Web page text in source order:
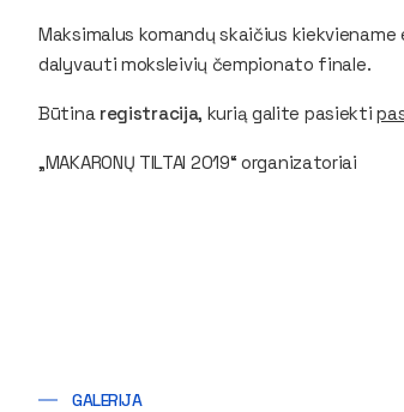
Maksimalus komandų skaičius
dalyvauti moksleivių čempionato finale.
Būtina registracija, kurią galite pasiekti
„MAKARONŲ TILTAI 2019“ organizatoriai
GALERIJA